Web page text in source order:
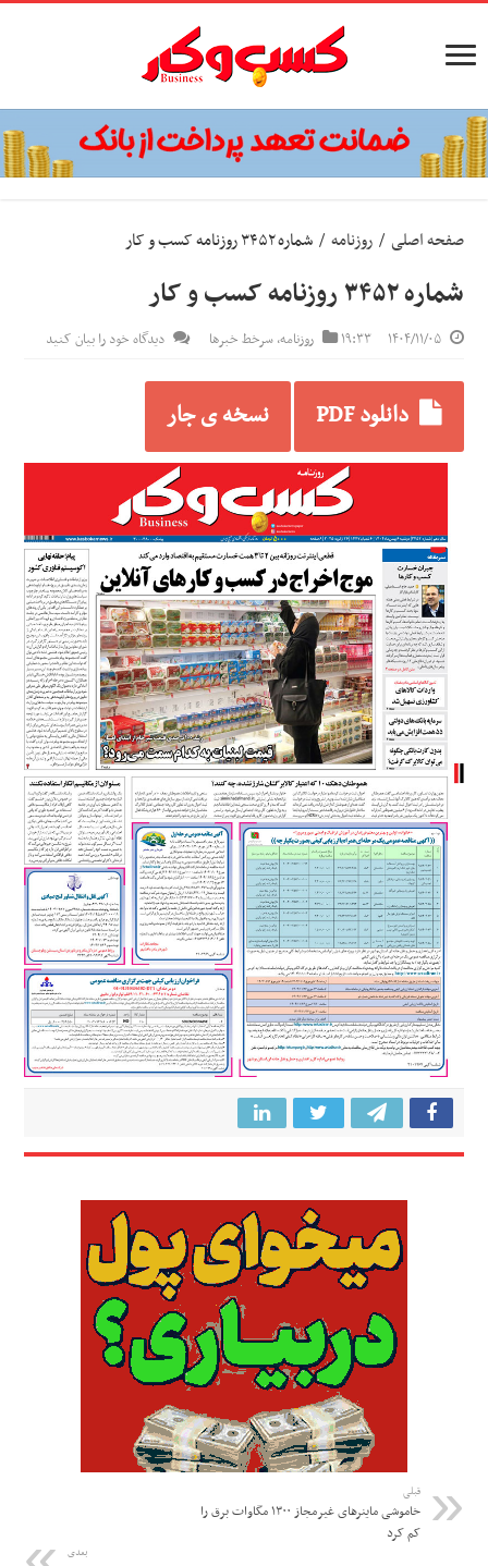
صفحه اصلی / روزنامه / شماره ۳۴۵۲ روزنامه کسب و کار
شماره ۳۴۵۲ روزنامه کسب و کار
۱۴۰۴/۱۱/۰۵ ۱۹:۳۳ روزنامه,سرخط خبرها دیدگاه خود را بیان کنید
دانلود PDF نسخه ی جار
قبلی
خاموشی ماینرهای غیرمجاز ۱۳۰۰ مگاوات برق را
کم کرد
بعدی